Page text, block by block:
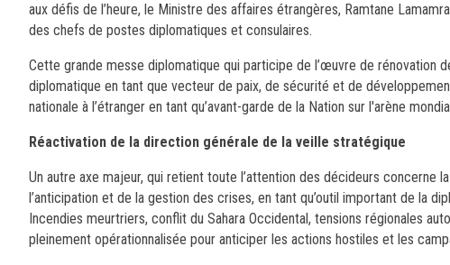
aux défis de l’heure, le Ministre des affaires étrangères, Ramtane
des chefs de postes diplomatiques et consulaires.
Cette grande messe diplomatique qui participe de l’œuvre de rénovation
diplomatique en tant que vecteur de paix, de sécurité et de
nationale à l’étranger en tant qu’avant-garde de la Nation sur l'arène
Réactivation de la direction générale de la veille stratégique
Un autre axe majeur, qui retient toute l’attention des décideurs
l’anticipation et de la gestion des crises, en tant qu’outil important de la
Incendies meurtriers, conflit du Sahara Occidental, tensions régionales
pleinement opérationnalisée pour anticiper les actions hostiles et les